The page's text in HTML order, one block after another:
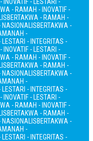
- RAMAH - INOVATIF -
BERTAKWA - RAMAH -
NASIONALISBERTAKWA -
-
- INTEGRITAS -
INOVATIF - LESTARI -
- RAMAH - INOVATIF -
BERTAKWA - RAMAH -
NASIONALISBERTAKWA -
-
- INTEGRITAS -
INOVATIF - LESTARI -
- RAMAH - INOVATIF -
BERTAKWA - RAMAH -
NASIONALISBERTAKWA -
-
- INTEGRITAS -